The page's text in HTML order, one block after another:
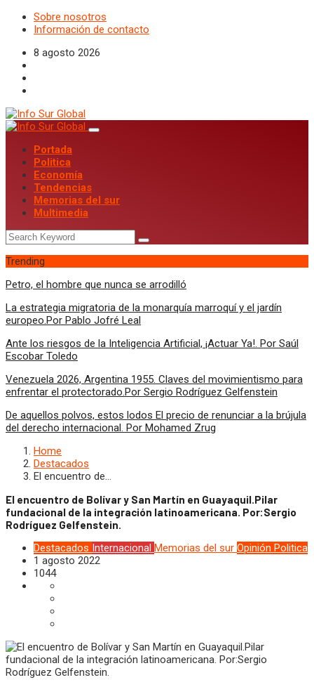
Sobre nosotros
Información de contacto
8 agosto 2026
Portada
Politica
Economía
Tendencias
Memorias del sur
Multimedia
Trending
Petro, el hombre que nunca se arrodilló
La estrategia migratoria de la monarquía marroquí y el jardín
europeo.Por Pablo Jofré Leal
Ante los riesgos de la Inteligencia Artificial, ¡Actuar Ya!. Por Saúl
Escobar Toledo
Venezuela 2026, Argentina 1955. Claves del movimientismo para
enfrentar el protectorado.Por Sergio Rodríguez Gelfenstein
De aquellos polvos, estos lodos El precio de renunciar a la brújula
del derecho internacional. Por Mohamed Zrug
Home
Destacados
El encuentro de…
El encuentro de Bolívar y San Martín en Guayaquil.Pilar
fundacional de la integración latinoamericana. Por:Sergio
Rodríguez Gelfenstein.
Destacados Internacional Memorias del sur Opinión Politica
1 agosto 2022
1044